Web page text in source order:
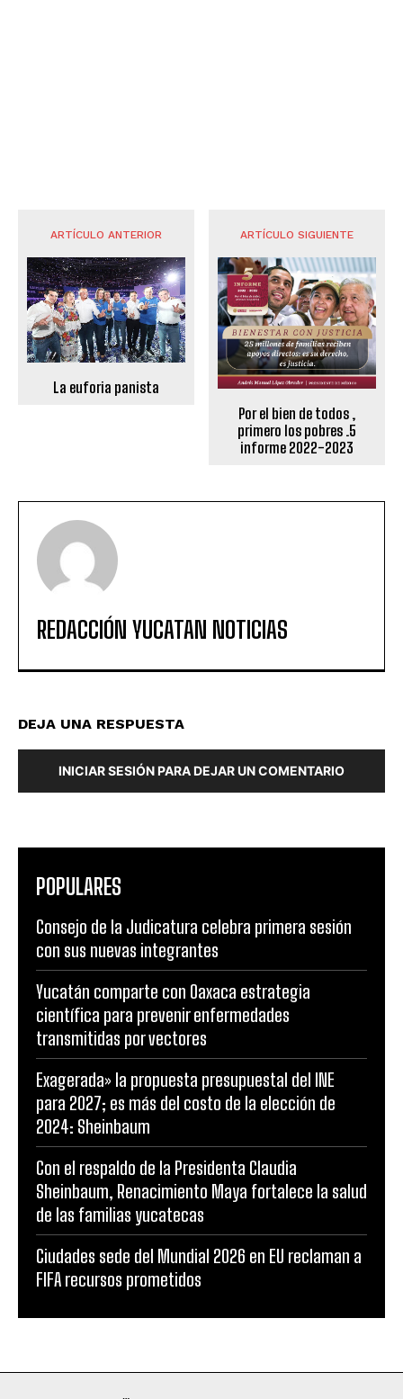
ARTÍCULO ANTERIOR
La euforia panista
ARTÍCULO SIGUIENTE
Por el bien de todos ,
primero los pobres .5
informe 2022-2023
REDACCIÓN YUCATAN NOTICIAS
DEJA UNA RESPUESTA
INICIAR SESIÓN PARA DEJAR UN COMENTARIO
POPULARES
Consejo de la Judicatura celebra primera sesión
con sus nuevas integrantes
Yucatán comparte con Oaxaca estrategia
científica para prevenir enfermedades
transmitidas por vectores
Exagerada» la propuesta presupuestal del INE
para 2027; es más del costo de la elección de
2024: Sheinbaum
Con el respaldo de la Presidenta Claudia
Sheinbaum, Renacimiento Maya fortalece la salud
de las familias yucatecas
Ciudades sede del Mundial 2026 en EU reclaman a
FIFA recursos prometidos